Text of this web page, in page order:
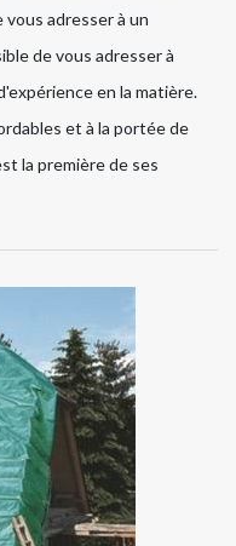
adresser à un
de vous adresser à
en la matière.
et à la portée de
la première de ses